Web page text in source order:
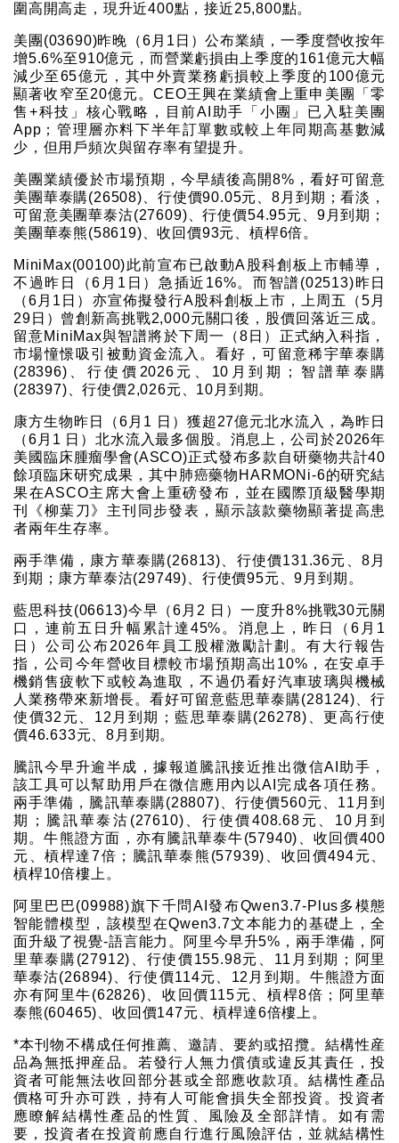
圍高開高走，現升近400點，接近25,800點。
美團(03690)昨晚（6月1日）公布業績，一季度營收按年
增5.6%至910億元，而營業虧損由上季度的161億元大幅
減少至65億元，其中外賣業務虧損較上季度的100億元
顯著收窄至20億元。CEO王興在業績會上重申美團「零
售+科技」核心戰略，目前AI助手「小團」已入駐美團
App；管理層亦料下半年訂單數或較上年同期高基數減
少，但用戶頻次與留存率有望提升。
美團業績優於市場預期，今早績後高開8%，看好可留意
美團華泰購(26508)、行使價90.05元、8月到期；看淡，
可留意美團華泰沽(27609)、行使價54.95元、9月到期；
美團華泰熊(58619)、收回價93元、槓桿6倍。
MiniMax(00100)此前宣布已啟動A股科創板上市輔導，
不過昨日（6月1日）急插近16%。而智譜(02513)昨日
（6月1日）亦宣佈擬發行A股科創板上市，上周五（5月
29日）曾創新高挑戰2,000元關口後，股價回落近三成。
留意MiniMax與智譜將於下周一（8日）正式納入科指，
市場憧憬吸引被動資金流入。看好，可留意稀宇華泰購
(28396)、行使價2026元、10月到期；智譜華泰購
(28397)、行使價2,026元、10月到期。
康方生物昨日（6月1 日）獲超27億元北水流入，為昨日
（6月1 日）北水流入最多個股。消息上，公司於2026年
美國臨床腫瘤學會(ASCO)正式發布多款自研藥物共計40
餘項臨床研究成果，其中肺癌藥物HARMONi-6的研究結
果在ASCO主席大會上重磅發布，並在國際頂級醫學期
刊《柳葉刀》主刊同步發表，顯示該款藥物顯著提高患
者兩年生存率。
兩手準備，康方華泰購(26813)、行使價131.36元、8月
到期；康方華泰沽(29749)、行使價95元、9月到期。
藍思科技(06613)今早（6月2 日）一度升8%挑戰30元關
口，連前五日升幅累計達45%。消息上，昨日（6月1
日）公司公布2026年員工股權激勵計劃。有大行報告
指，公司今年營收目標較市場預期高出10%，在安卓手
機銷售疲軟下或較為進取，不過仍看好汽車玻璃與機械
人業務帶來新增長。看好可留意藍思華泰購(28124)、行
使價32元、12月到期；藍思華泰購(26278)、更高行使
價46.633元、8月到期。
騰訊今早升逾半成，據報道騰訊接近推出微信AI助手，
該工具可以幫助用戶在微信應用內以AI完成各項任務。
兩手準備，騰訊華泰購(28807)、行使價560元、11月到
期；騰訊華泰沽(27610)、行使價408.68元、10月到
期。牛熊證方面，亦有騰訊華泰牛(57940)、收回價400
元、槓桿達7倍；騰訊華泰熊(57939)、收回價494元、
槓桿10倍樓上。
阿里巴巴(09988)旗下千問AI發布Qwen3.7-Plus多模態
智能體模型，該模型在Qwen3.7文本能力的基礎上，全
面升級了視覺-語言能力。阿里今早升5%，兩手準備，阿
里華泰購(27912)、行使價155.98元、11月到期；阿里
華泰沽(26894)、行使價114元、12月到期。牛熊證方面
亦有阿里牛(62826)、收回價115元、槓桿8倍；阿里華
泰熊(60465)、收回價147元、槓桿達6倍樓上。
*本刊物不構成任何推薦、邀請、要約或招攬。結構性産
品為無抵押産品。若發行人無力償債或違反其責任，投
資者可能無法收回部分甚或全部應收款項。結構性產品
價格可升亦可跌，持有人可能會損失全部投資。投資者
應瞭解結構性產品的性質、風險及全部詳情。如有需
要，投資者在投資前應自行進行風險評估，並就結構性